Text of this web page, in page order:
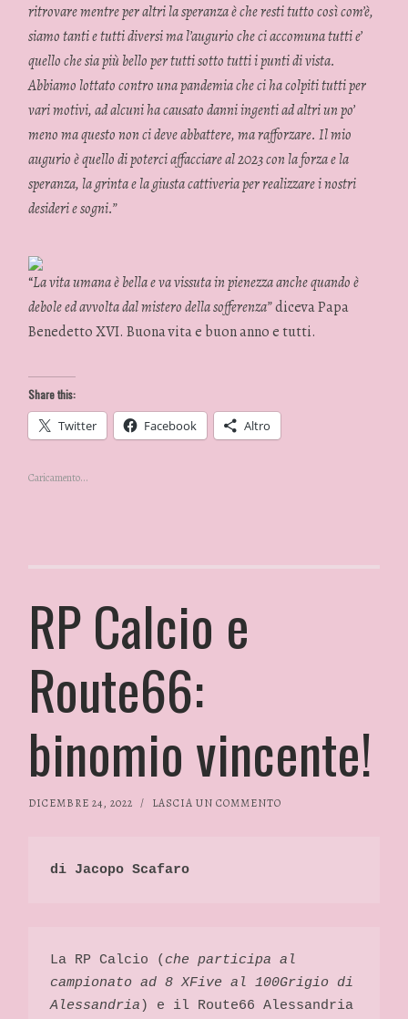
ritrovare mentre per altri la speranza è che resti tutto così com’è,
siamo tanti e tutti diversi ma l’augurio che ci accomuna tutti e’
quello che sia più bello per tutti sotto tutti i punti di vista.
Abbiamo lottato contro una pandemia che ci ha colpiti tutti per
vari motivi, ad alcuni ha causato danni ingenti ad altri un po’
meno ma questo non ci deve abbattere, ma rafforzare. Il mio
augurio è quello di poterci affacciare al 2023 con la forza e la
speranza, la grinta e la giusta cattiveria per realizzare i nostri
desideri e sogni.”
“La vita umana è bella e va vissuta in pienezza anche quando è
debole ed avvolta dal mistero della sofferenza”diceva Papa
Benedetto XVI. Buona vita e buon anno e tutti.
Share this:
Twitter Facebook Altro
Caricamento...
RP Calcio e
Route66:
binomio vincente!
DICEMBRE 24, 2022 / LASCIA UN COMMENTO
di Jacopo Scafaro
La RP Calcio ( che participa al
campionato ad 8 XFive al 100Grigio di
Alessandria ) e il Route66 Alessandria